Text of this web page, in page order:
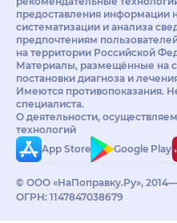
предоставления информации
систематизации и анализа
предпочтениям
на территории Российской
Материалы, размещённые на
постановки диагноза и
Имеются противопоказания.
специалиста.
О деятельности,
технологий
App Store
Google Play
© ООО «НаПоправку.Ру»,
ОГРН: 1147847038679